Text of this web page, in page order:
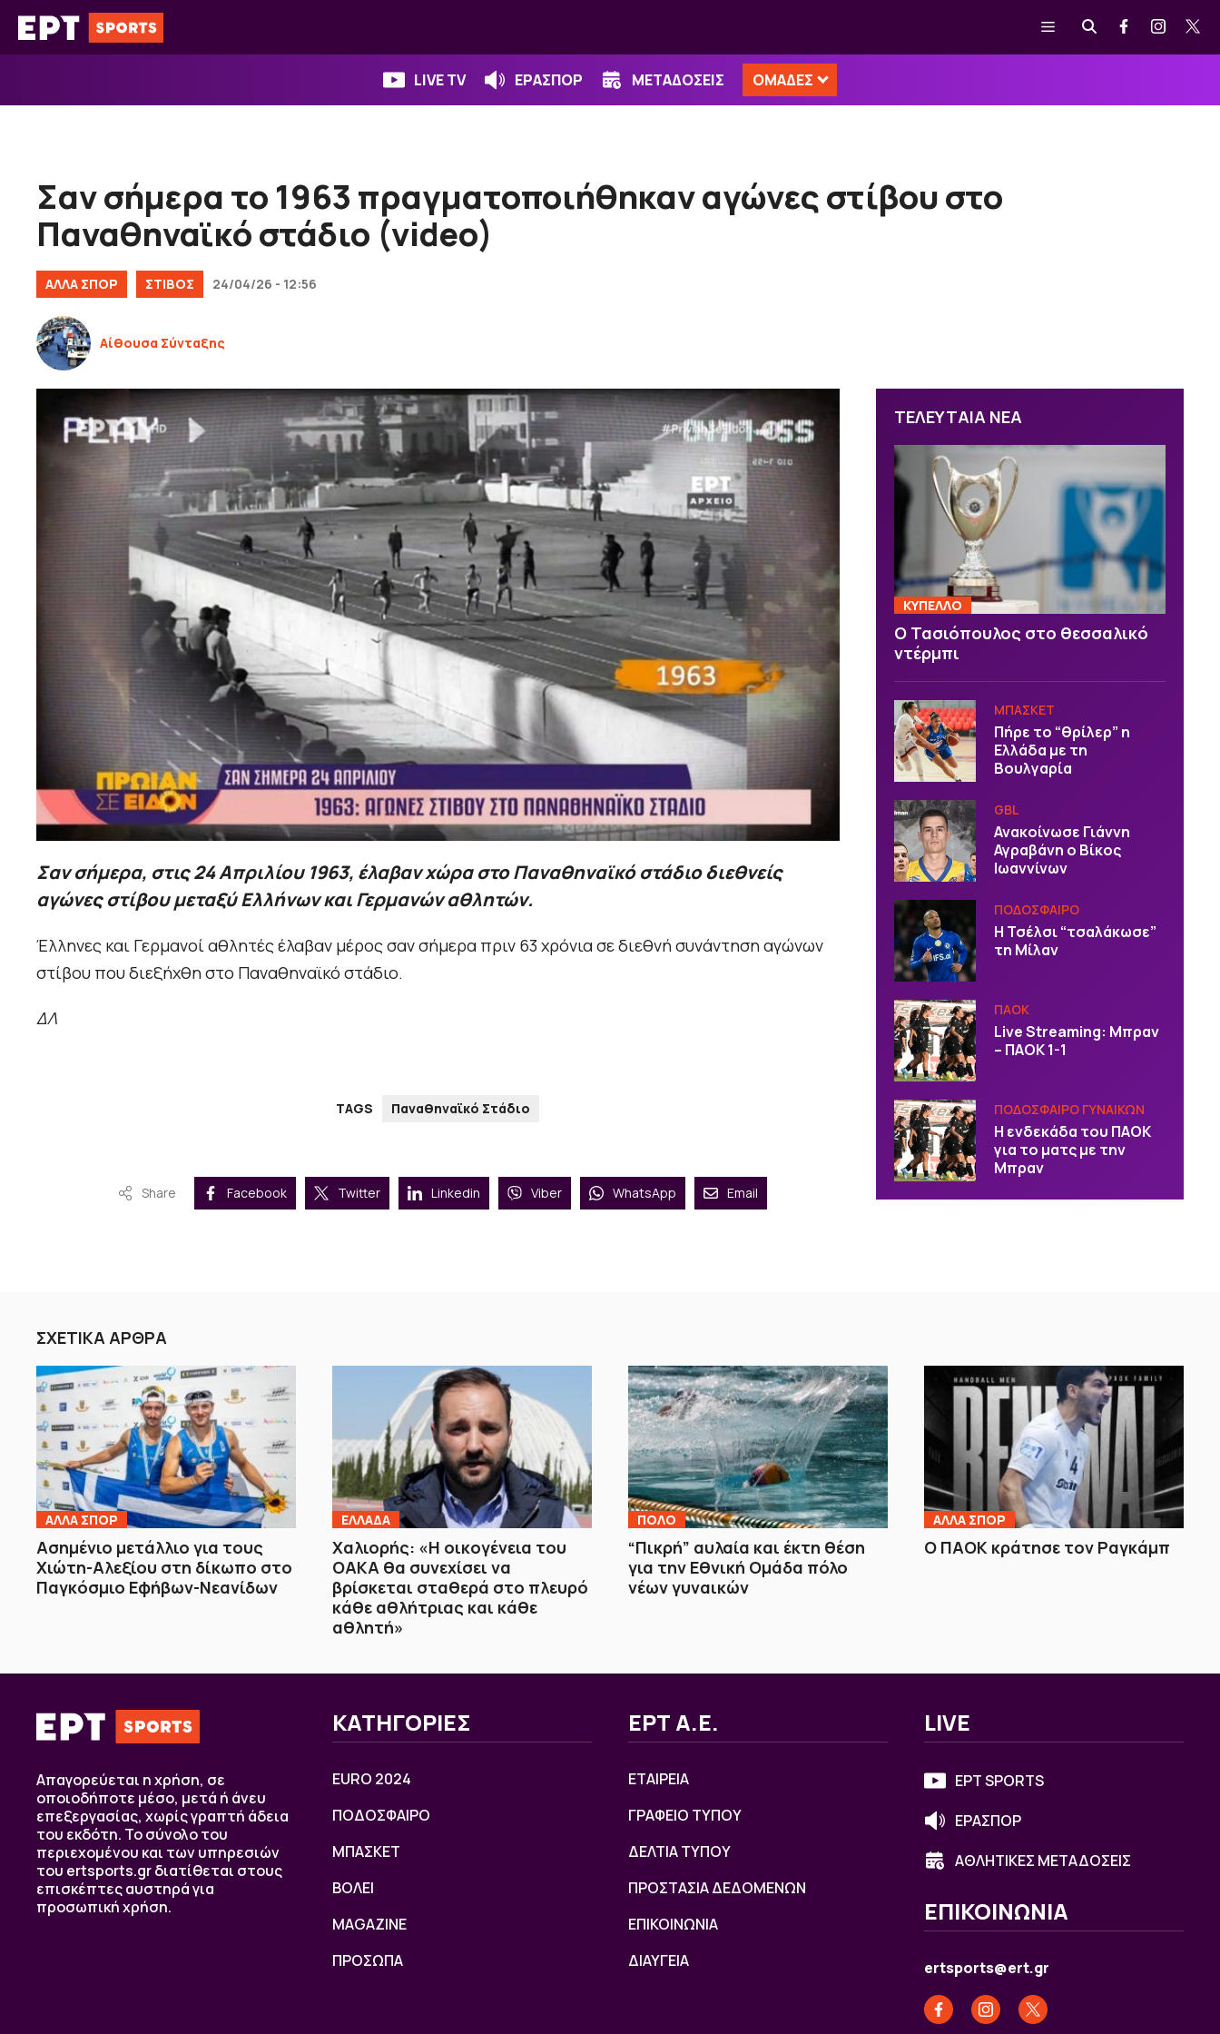
Μετάβαση
σε
Μενού
LIVE TV ΕΡΑΣΠΟΡ ΜΕΤΑΔΟΣΕΙΣ ΟΜΑΔΕΣ
Σαν σήμερα το 1963 πραγματοποιήθηκαν αγώνες στίβου στο
Παναθηναϊκό στάδιο (video)
ΑΛΛΑ ΣΠΟΡ ΣΤΙΒΟΣ 24/04/26 - 12:56
Αίθουσα Σύνταξης
Σαν σήμερα, στις 24 Απριλίου 1963, έλαβαν χώρα στο Παναθηναϊκό στάδιο διεθνείς
αγώνες στίβου μεταξύ Ελλήνων και Γερμανών αθλητών.
Έλληνες και Γερμανοί αθλητές έλαβαν μέρος σαν σήμερα πριν 63 χρόνια σε διεθνή συνάντηση αγώνων
στίβου που διεξήχθη στο Παναθηναϊκό στάδιο.
ΔΛ
TAGS Παναθηναϊκό Στάδιο
Share Facebook Twitter Linkedin Viber WhatsApp Email
ΤΕΛΕΥΤΑΙΑ ΝΕΑ
ΚΥΠΕΛΛΟ
Ο Τασιόπουλος στο θεσσαλικό
ντέρμπι
ΜΠΑΣΚΕΤ
Πήρε το “θρίλερ” η
Ελλάδα με τη
Βουλγαρία
GBL
Ανακοίνωσε Γιάννη
Αγραβάνη ο Βίκος
Ιωαννίνων
ΠΟΔΟΣΦΑΙΡΟ
Η Τσέλσι “τσαλάκωσε”
τη Μίλαν
ΠΑΟΚ
Live Streaming: Μπραν
– ΠΑΟΚ 1-1
ΠΟΔΟΣΦΑΙΡΟ ΓΥΝΑΙΚΩΝ
Η ενδεκάδα του ΠΑΟΚ
για το ματς με την
Μπραν
ΣΧΕΤΙΚΑ ΑΡΘΡΑ
ΑΛΛΑ ΣΠΟΡ
Ασημένιο μετάλλιο για τους
Χιώτη-Αλεξίου στη δίκωπο στο
Παγκόσμιο Εφήβων-Νεανίδων
ΕΛΛΑΔΑ
Χαλιορής: «Η οικογένεια του
ΟΑΚΑ θα συνεχίσει να
βρίσκεται σταθερά στο πλευρό
κάθε αθλήτριας και κάθε
αθλητή»
ΠΟΛΟ
“Πικρή” αυλαία και έκτη θέση
για την Εθνική Ομάδα πόλο
νέων γυναικών
ΑΛΛΑ ΣΠΟΡ
Ο ΠΑΟΚ κράτησε τον Ραγκάμπ
Απαγορεύεται η χρήση, σε
οποιοδήποτε μέσο, μετά ή άνευ
επεξεργασίας, χωρίς γραπτή άδεια
του εκδότη. Το σύνολο του
περιεχομένου και των υπηρεσιών
του ertsports.gr διατίθεται στους
επισκέπτες αυστηρά για
προσωπική χρήση.
ΚΑΤΗΓΟΡΙΕΣ
EURO 2024
ΠΟΔΟΣΦΑΙΡΟ
ΜΠΑΣΚΕΤ
ΒOΛΕΙ
MAGAZINE
ΠΡΟΣΩΠΑ
ΕΡΤ Α.Ε.
ΕΤΑΙΡΕΙΑ
ΓΡΑΦΕΙΟ ΤΥΠΟΥ
ΔΕΛΤΙΑ ΤΥΠΟΥ
ΠΡΟΣΤΑΣΙΑ ΔΕΔΟΜΕΝΩΝ
ΕΠΙΚΟΙΝΩΝΙΑ
ΔΙΑΥΓΕΙΑ
LIVE
ΕΡΤ SPORTS
ΕΡΑΣΠΟΡ
ΑΘΛΗΤΙΚΕΣ ΜΕΤΑΔΟΣΕΙΣ
ΕΠΙΚΟΙΝΩΝΙΑ
ertsports@ert.gr